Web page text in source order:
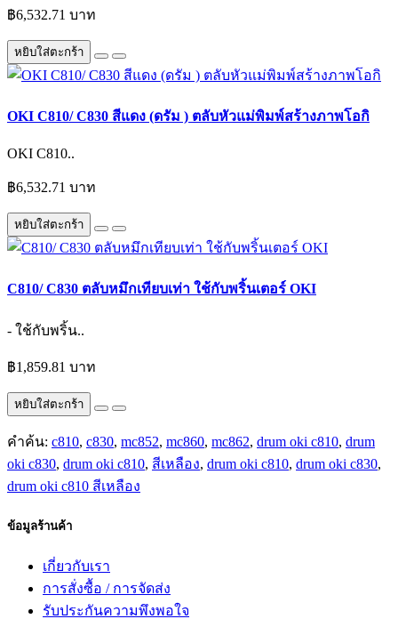
฿6,532.71 บาท
หยิบใส่ตะกร้า
OKI C810/ C830 สีแดง (ดรัม ) ตลับหัวแม่พิมพ์สร้างภาพโอกิ
OKI C810..
฿6,532.71 บาท
หยิบใส่ตะกร้า
C810/ C830 ตลับหมึกเทียบเท่า ใช้กับพริ้นเตอร์ OKI
- ใช้กับพริ้น..
฿1,859.81 บาท
หยิบใส่ตะกร้า
คำค้น: c810, c830, mc852, mc860, mc862, drum oki c810, drum
oki c830, drum oki c810, สีเหลือง, drum oki c810, drum oki c830,
drum oki c810 สีเหลือง
ข้อมูลร้านค้า
เกี่ยวกับเรา
การสั่งซื้อ / การจัดส่ง
รับประกันความพึงพอใจ